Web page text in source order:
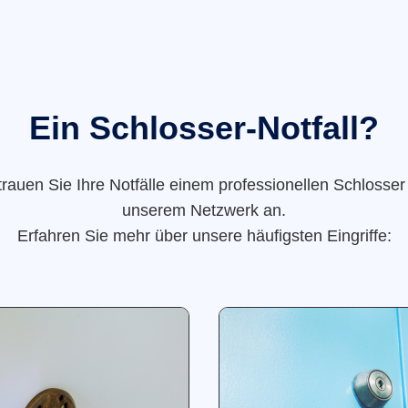
Ein Schlosser-Notfall?
Sie Ihre Notfälle einem professionellen
unserem Netzwerk an.
Erfahren Sie mehr über unsere häufigsten Eingriffe: